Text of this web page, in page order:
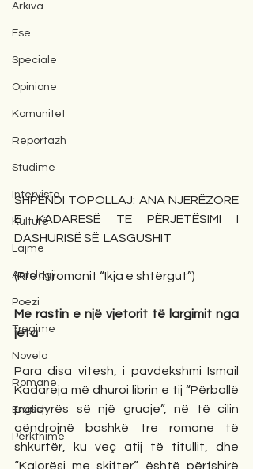
Arkiva
Ese
Speciale
Opinione
Komunitet
Reportazh
Studime
Intervista
Kulturë
Lajme
Antologji
Poezi
Tregime
Novela
Romane
English
Përkthime
SHPENDI TOPOLLAJ: ANA NJERËZORE
E KADARESË TE PËRJETËSIMI I
DASHURISË SË  LASGUSHIT
(Rreth romanit “Ikja e shtërgut”)
Me rastin e një vjetorit të largimit nga
jeta
Para disa vitesh, i pavdekshmi Ismail
Kadareja më dhuroi librin e tij “Përballë
pasqyrës së një gruaje”, në të cilin
qëndrojnë bashkë tre romane të
shkurtër, ku veç atij të titullit, dhe
“Kalorësi me skifter”, është përfshirë